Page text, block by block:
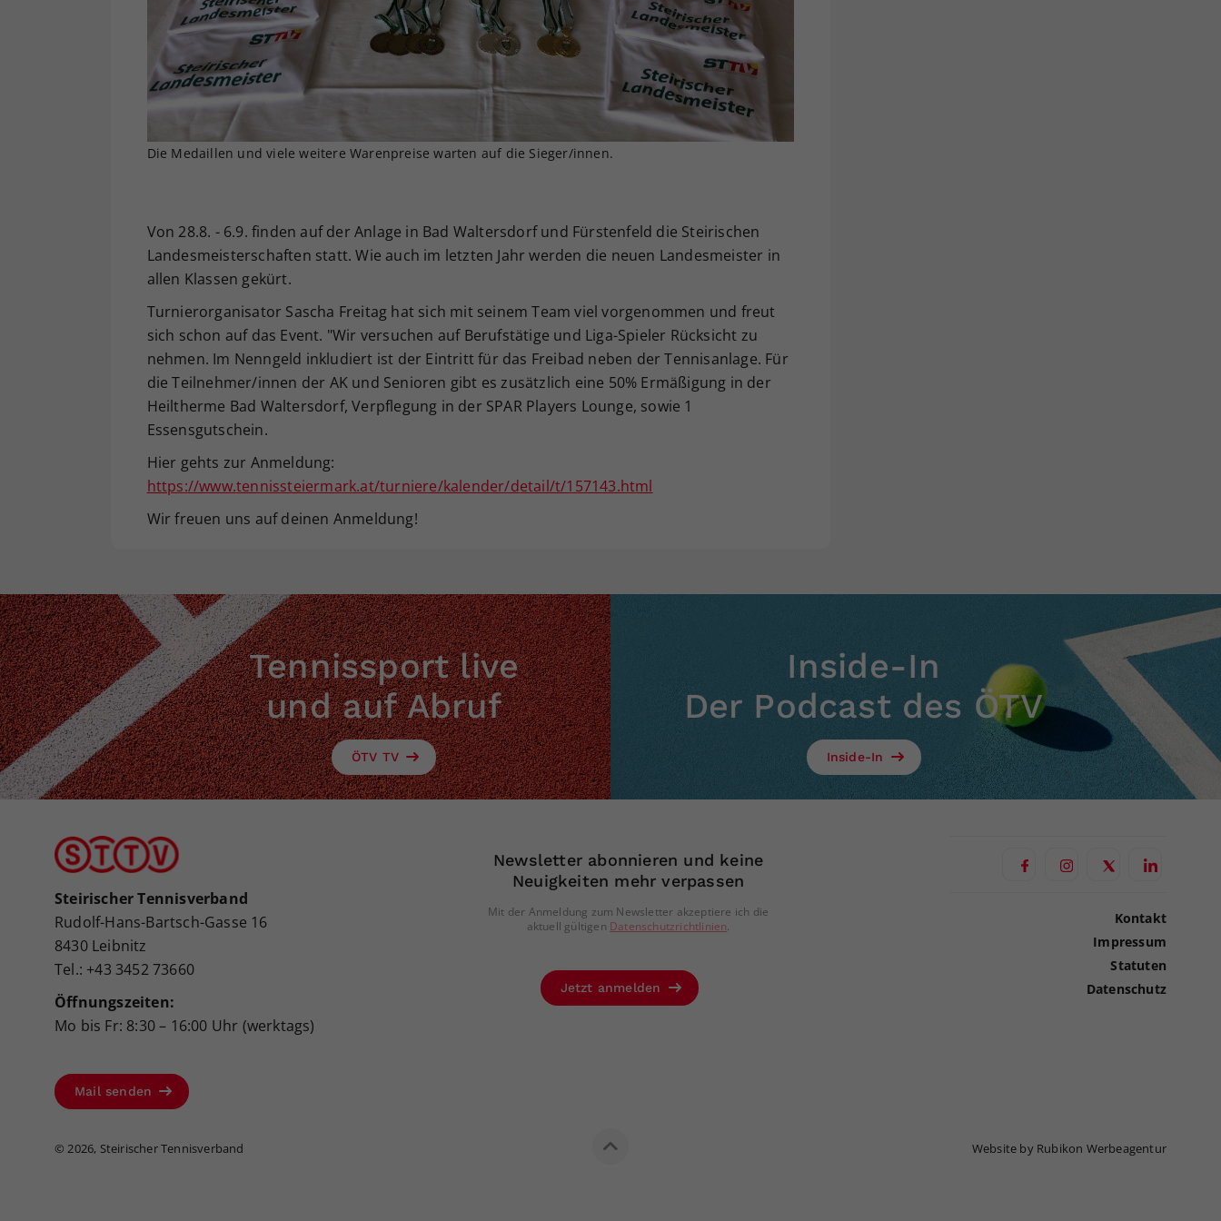
Die Medaillen und viele weitere Warenpreise warten auf die Sieger/innen.
Von 28.8. - 6.9. finden auf der Anlage in Bad Waltersdorf und Fürstenfeld die Steirischen
Landesmeisterschaften statt. Wie auch im letzten Jahr werden die neuen Landesmeister in
allen Klassen gekürt.
Turnierorganisator Sascha Freitag hat sich mit seinem Team viel vorgenommen und freut
sich schon auf das Event. "Wir versuchen auf Berufstätige und Liga-Spieler Rücksicht zu
nehmen. Im Nenngeld inkludiert ist der Eintritt für das Freibad neben der Tennisanlage. Für
die Teilnehmer/innen der AK und Senioren gibt es zusätzlich eine 50% Ermäßigung in der
Heiltherme Bad Waltersdorf, Verpflegung in der SPAR Players Lounge, sowie 1
Essensgutschein.
Hier gehts zur Anmeldung:
https://www.tennissteiermark.at/turniere/kalender/detail/t/157143.html
Wir freuen uns auf deinen Anmeldung!
Tennissport live
und auf Abruf
ÖTV TV
Inside-In
Der Podcast des ÖTV
Inside-In
Steirischer Tennisverband
Rudolf-Hans-Bartsch-Gasse 16
8430 Leibnitz
Tel.: +43 3452 73660
Öffnungszeiten:
Mo bis Fr: 8:30 – 16:00 Uhr (werktags)
Mail senden
Newsletter abonnieren und keine
Neuigkeiten mehr verpassen
Mit der Anmeldung zum Newsletter akzeptiere ich die
aktuell gültigen Datenschutzrichtlinien.
Jetzt anmelden
Kontakt
Impressum
Statuten
Datenschutz
©2026, Steirischer Tennisverband Website by Rubikon Werbeagentur
Ihrer vorgenommen Einstellungen, falls der
Webseiten-Betreiber dies eingestellt hat.